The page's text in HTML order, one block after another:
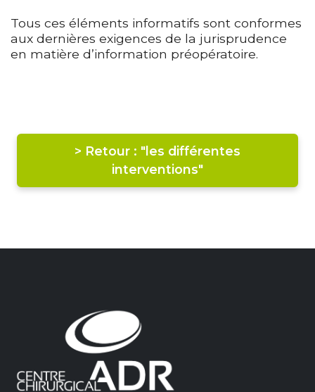
Tous ces éléments informatifs sont conformes
aux dernières exigences de la jurisprudence
en matière d’information préopératoire.
> Retour : "les différentes
interventions"